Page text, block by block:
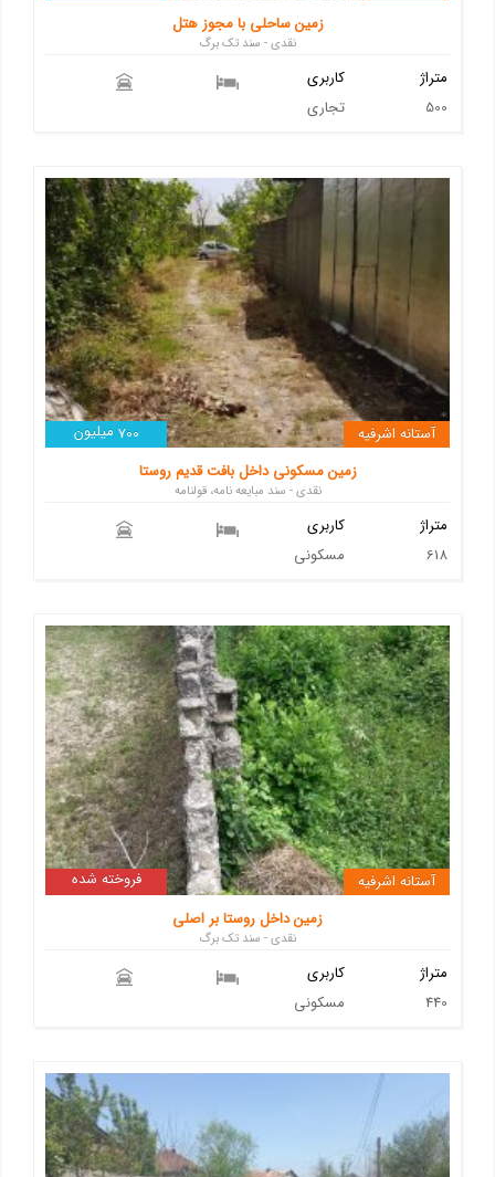
زمین ساحلی با مجوز هتل
نقدی - سند تک برگ
کاربری
تجاری
متراژ
500
700 میلیون
آستانه اشرفیه
زمین مسکونی داخل بافت قدیم روستا
نقدی - سند مبایعه نامه، قولنامه
کاربری
مسکونی
متراژ
618
فروخته شده
آستانه اشرفیه
زمین داخل روستا بر اصلی
نقدی - سند تک برگ
کاربری
مسکونی
متراژ
440